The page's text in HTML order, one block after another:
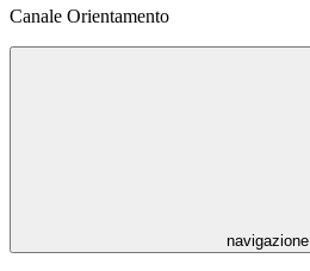
Canale Orientamento
navigazione